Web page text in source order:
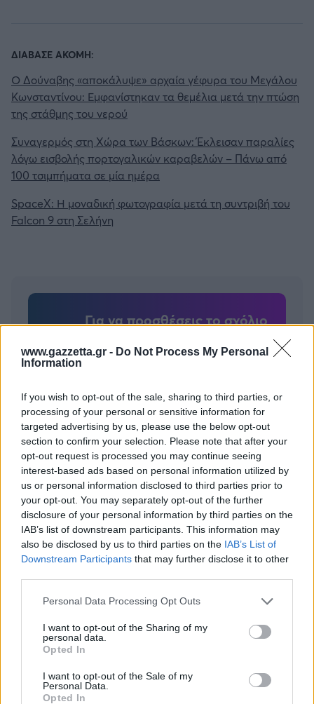
www.gazzetta.gr - Do Not Process My Personal
Information
If you wish to opt-out of the sale, sharing to third parties, or
processing of your personal or sensitive information for
targeted advertising by us, please use the below opt-out
section to confirm your selection. Please note that after your
opt-out request is processed you may continue seeing
interest-based ads based on personal information utilized by
us or personal information disclosed to third parties prior to
your opt-out. You may separately opt-out of the further
disclosure of your personal information by third parties on the
IAB’s list of downstream participants. This information may
also be disclosed by us to third parties on the IAB’s List of
Downstream Participants that may further disclose it to other
Please note that this website/app uses one or more Google
not limited to your visit or usage behaviour. You may click to
grant or deny consent to Google and its third-party tags to
use your data for below specified purposes in below Google
consent section.
Personal Data Processing Opt Outs
I want to opt-out of the Sharing of my
personal data.
Opted In
I want to opt-out of the Sale of my
Personal Data.
Opted In
ΔΙΑΒΑΣΕ ΑΚΟΜΗ:
Ο Δούναβης «αποκάλυψε» αρχαία γέφυρα του Μεγάλου
Κωνσταντίνου: Εμφανίστηκαν τα θεμέλια μετά την πτώση
της στάθμης του νερού
Συναγερμός στη Χώρα των Βάσκων: Έκλεισαν παραλίες
λόγω εισβολής πορτογαλικών καραβελών – Πάνω από
100 τσιμπήματα σε μία ημέρα
SpaceX: Η μοναδική φωτογραφία μετά τη συντριβή του
Falcon 9 στη Σελήνη
Για να προσθέσεις το σχόλιο
στο my gazzetta!
Εγγραφή Σύνδεση
Συνδέσου και κάνε το πρώτο σχόλιο...
BEST OFINTERNET